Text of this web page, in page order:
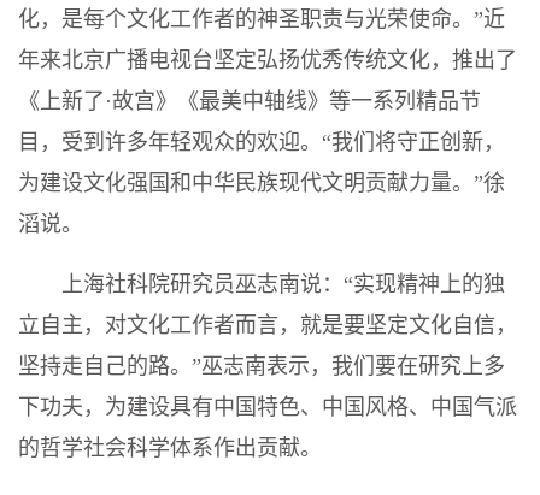
化，是每个文化工作者的神圣职责与光荣使命。”近
年来北京广播电视台坚定弘扬优秀传统文化，推出了
《上新了·故宫》《最美中轴线》等一系列精品节
目，受到许多年轻观众的欢迎。“我们将守正创新，
为建设文化强国和中华民族现代文明贡献力量。”徐
滔说。
上海社科院研究员巫志南说：“实现精神上的独
立自主，对文化工作者而言，就是要坚定文化自信，
坚持走自己的路。”巫志南表示，我们要在研究上多
下功夫，为建设具有中国特色、中国风格、中国气派
的哲学社会科学体系作出贡献。